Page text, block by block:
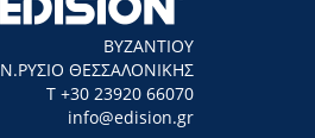
ΒΥΖΑΝΤΙΟΥ
Ν.ΡΥΣΙΟ ΘΕΣΣΑΛΟΝΙΚΗΣ
Τ +30 23920 66070
info@edision.gr